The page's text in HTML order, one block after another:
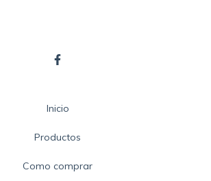
Inicio
Productos
Como comprar